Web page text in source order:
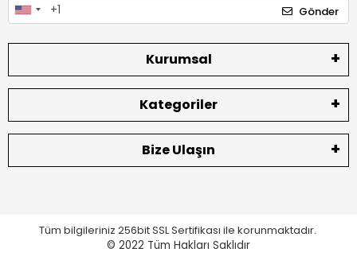
Gönder
Kurumsal
Kategoriler
Bize Ulaşın
Tüm bilgileriniz 256bit SSL Sertifikası ile korunmaktadır.
© 2022 Tüm Hakları Saklıdır